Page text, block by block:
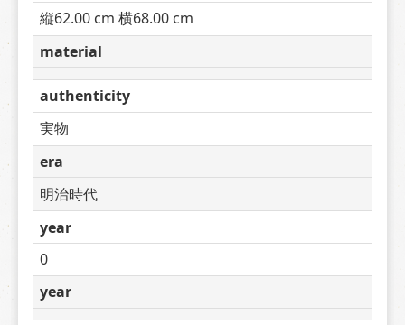
縦62.00 cm 横68.00 cm
material
authenticity
実物
era
明治時代
year
0
year